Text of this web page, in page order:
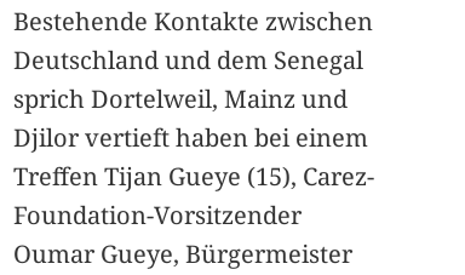
Bestehende Kontakte zwischen
Deutschland und dem Senegal
sprich Dortelweil, Mainz und
Djilor vertieft haben bei einem
Treffen Tijan Gueye (15), Carez-
Foundation-Vorsitzender
Oumar Gueye, Bürgermeister